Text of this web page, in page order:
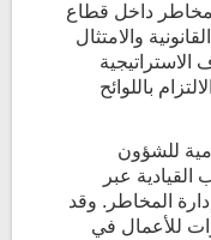
داخل قطاع
والامتثال
باللوائح
للشؤون
عبر
المخاطر. وقد
للأعمال في